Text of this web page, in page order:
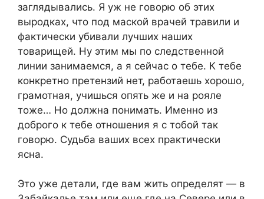
заглядывались. Я уж не говорю об этих
выродках, что под маской врачей травили и
фактически убивали лучших наших
товарищей. Ну этим мы по следственной
линии занимаемся, а я сейчас о тебе. К тебе
конкретно претензий нет, работаешь хорошо,
грамотная, учишься опять же и на рояле
тоже… Но должна понимать. Именно из
доброго к тебе отношения я с тобой так
говорю. Судьба ваших всех практически
ясна.
Это уже детали, где вам жить определят — в